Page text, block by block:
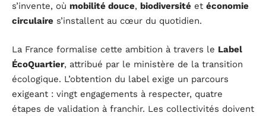
s’invente, où mobilité douce, biodiversité et économie
circulaire s’installent au cœur du quotidien.
La France formalise cette ambition à travers le Label
ÉcoQuartier, attribué par le ministère de la transition
écologique. L’obtention du label exige un parcours
exigeant : vingt engagements à respecter, quatre
étapes de validation à franchir. Les collectivités doivent